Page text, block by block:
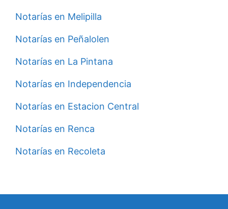
Notarías en Melipilla
Notarías en Peñalolen
Notarías en La Pintana
Notarías en Independencia
Notarías en Estacion Central
Notarías en Renca
Notarías en Recoleta